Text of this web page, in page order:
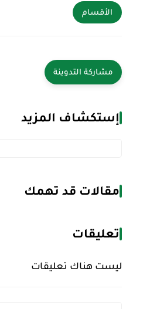
الأقسام
إستكشاف المزيد
مقالات قد تهمك
تعليقات
ليست هناك تعليقات